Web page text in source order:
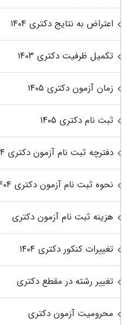
اعتراض به نتایج دکتری ۱۴۰۴
تکمیل ظرفیت دکتری ۱۴۰۳
زمان آزمون دکتری ۱۴۰۵
ثبت نام دکتری ۱۴۰۵
دفترچه ثبت نام آزمون دکتری ۱۴۰۴
نحوه ثبت نام آزمون دکتری ۱۴۰۴
هزینه ثبت نام آزمون دکتری
تغییرات کنکور دکتری ۱۴۰۴
تغییر رشته در مقطع دکتری
محرومیت آزمون دکتری